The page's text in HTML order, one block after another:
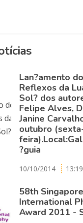
Lan?amento
Reflexos da
Sol? dos
Felipe Alves,
Janine
outubro
?guia
10/10/2014 13:19
58th Singapore
International
Award 2011 -